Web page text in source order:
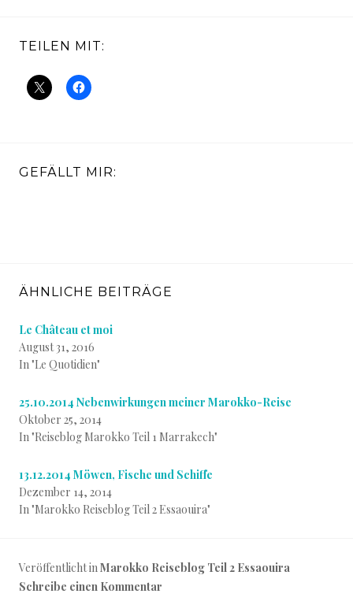
TEILEN MIT:
GEFÄLLT MIR:
ÄHNLICHE BEITRÄGE
Le Château et moi
August 31, 2016
In "Le Quotidien"
25.10.2014 Nebenwirkungen meiner Marokko-Reise
Oktober 25, 2014
In "Reiseblog Marokko Teil 1 Marrakech"
13.12.2014 Möwen, Fische und Schiffe
Dezember 14, 2014
In "Marokko Reiseblog Teil 2 Essaouira"
Veröffentlicht inMarokko Reiseblog Teil 2 Essaouira
Schreibe einen Kommentar